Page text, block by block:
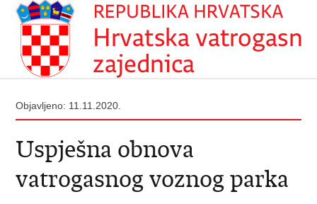
Objavljeno: 11.11.2020.
Uspješna obnova
vatrogasnog voznog parka